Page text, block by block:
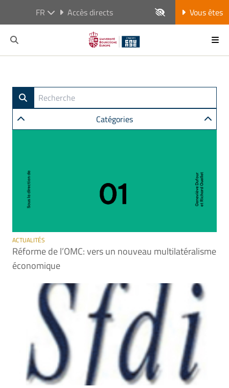
FR Accès directs Vous êtes
Catégories
ACTUALITÉS
Réforme de l’OMC: vers un nouveau multilatéralisme
économique